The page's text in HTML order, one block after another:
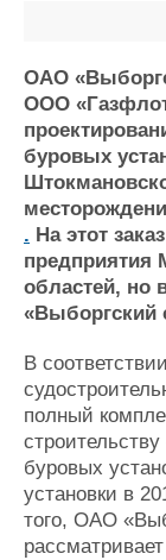
Репутация
Работа
Крюинг
Журнал
Реклама
Конференции
Выставки и
Личности
ОАО
ООО
буровых
. На этот
предприятия
областей, но
«Выборгский
В
полный
буровых
установки в
того, ОАО